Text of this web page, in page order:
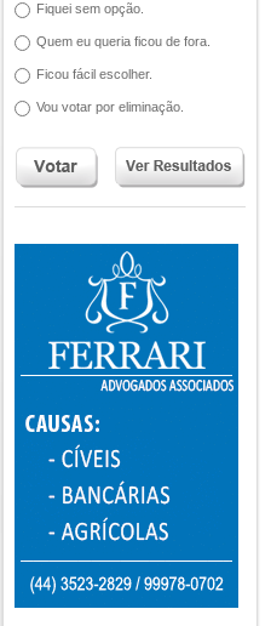
Fiquei sem opção.
Quem eu queria ficou de fora.
Ficou fácil escolher.
Vou votar por eliminação.